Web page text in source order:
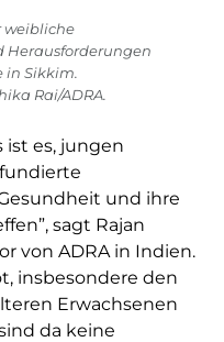
weibliche
in Sikkim.
Rai/ADRA.
ist es, jungen
und ihre
sagt Rajan
von ADRA in Indien.
insbesondere den
Erwachsenen
da keine